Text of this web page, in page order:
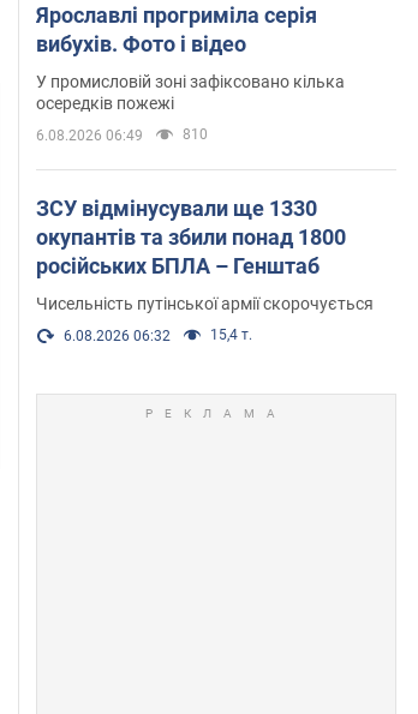
Ярославлі прогриміла серія
вибухів. Фото і відео
У промисловій зоні зафіксовано кілька
осередків пожежі
6.08.2026 06:49 810
ЗСУ відмінусували ще 1330
окупантів та збили понад 1800
російських БПЛА – Генштаб
Чисельність путінської армії скорочується
6.08.2026 06:32 15,4 т.